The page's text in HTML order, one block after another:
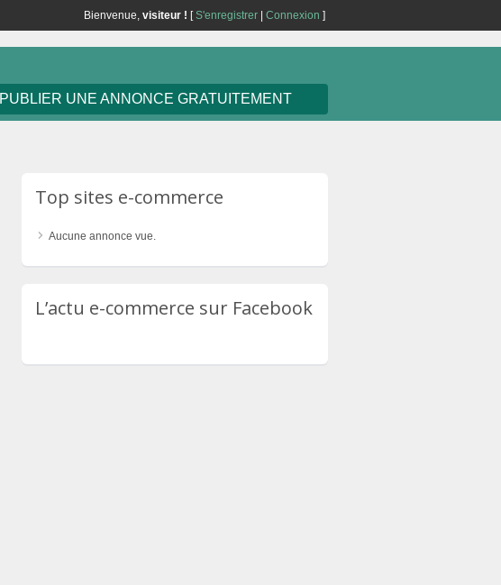
Bienvenue, visiteur ! [S'enregistrer Connexion ]
PUBLIER UNE ANNONCE GRATUITEMENT
Top sites e-commerce
Aucune annonce vue.
L’actu e-commerce sur Facebook